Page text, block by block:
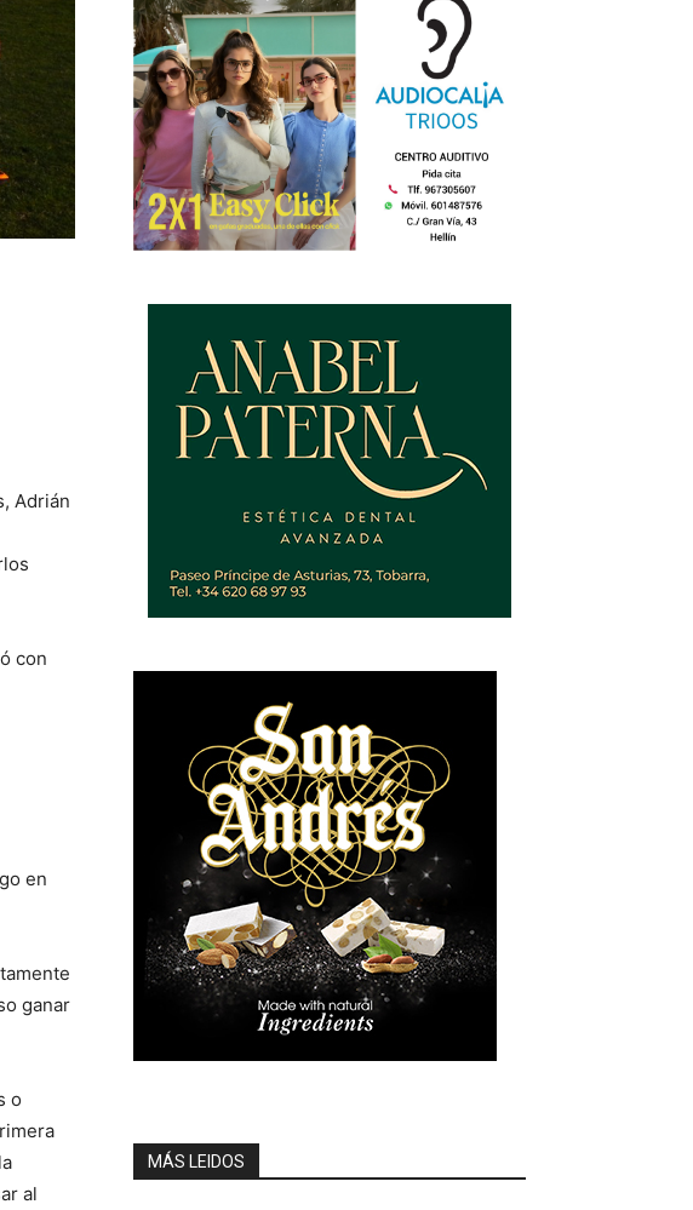
Adrián
con
en
ganar
o
al
MÁS LEIDOS